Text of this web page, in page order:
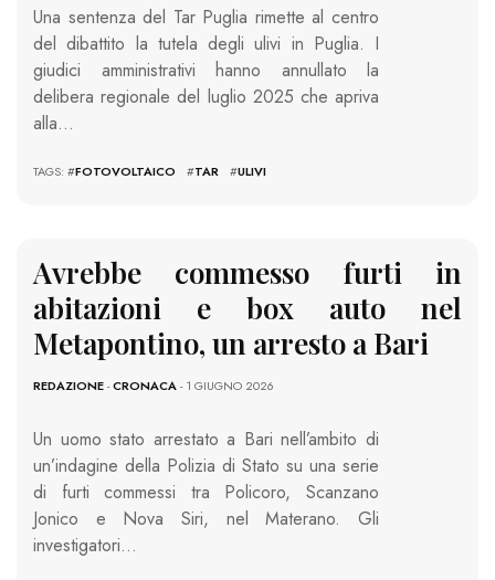
Una sentenza del Tar Puglia rimette al centro
del dibattito la tutela degli ulivi in Puglia. I
giudici amministrativi hanno annullato la
delibera regionale del luglio 2025 che apriva
alla…
TAGS: #FOTOVOLTAICO #TAR #ULIVI
Avrebbe commesso furti in
abitazioni e box auto nel
Metapontino, un arresto a Bari
REDAZIONE-CRONACA- 1 GIUGNO 2026
Un uomo stato arrestato a Bari nell’ambito di
un’indagine della Polizia di Stato su una serie
di furti commessi tra Policoro, Scanzano
Jonico e Nova Siri, nel Materano. Gli
investigatori…